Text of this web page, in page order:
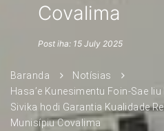
Covalima
Post iha: 15 July 2025
Baranda
Notísias
Hasa’e Kunesimentu Foin-Sae
Sivika hodi Garantia Kualidade
Munisípiu Covalima